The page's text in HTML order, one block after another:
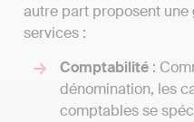
autre part proposent
services :
Comptabilité :
dénomination, les
comptables se